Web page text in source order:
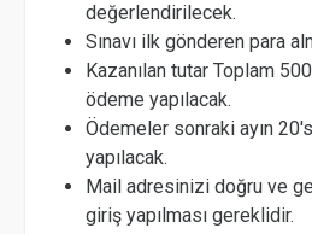
değerlendirilecek.
Sınavı ilk gönderen para
Kazanılan tutar Toplam
ödeme yapılacak.
Ödemeler sonraki ayın
yapılacak.
Mail adresinizi doğru ve
giriş yapılması gereklidir.